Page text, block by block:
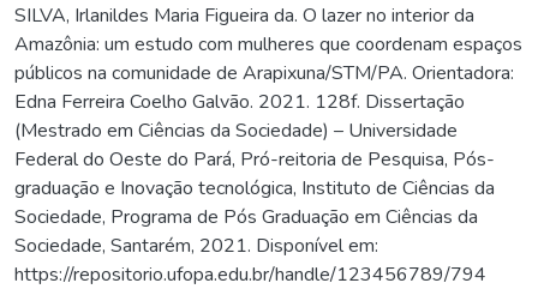
SILVA, Irlanildes Maria Figueira da. O lazer no interior da
Amazônia: um estudo com mulheres que coordenam espaços
públicos na comunidade de Arapixuna/STM/PA. Orientadora:
Edna Ferreira Coelho Galvão. 2021. 128f. Dissertação
(Mestrado em Ciências da Sociedade) – Universidade
Federal do Oeste do Pará, Pró-reitoria de Pesquisa, Pós-
graduação e Inovação tecnológica, Instituto de Ciências da
Sociedade, Programa de Pós Graduação em Ciências da
Sociedade, Santarém, 2021. Disponível em:
https://repositorio.ufopa.edu.br/handle/123456789/794